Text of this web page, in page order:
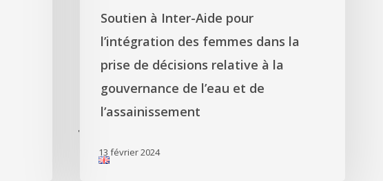
'
Soutien à Inter-Aide pour
l’intégration des femmes dans la
prise de décisions relative à la
gouvernance de l’eau et de
l’assainissement
13 février 2024